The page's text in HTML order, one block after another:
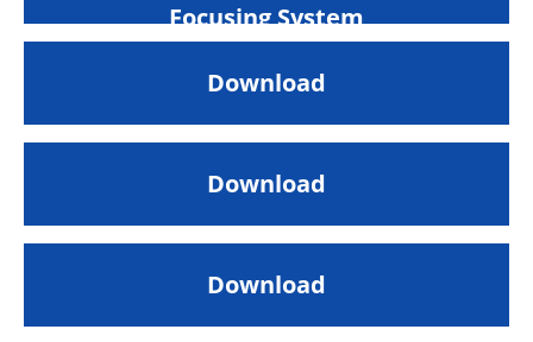
Focusing System
Download
Download
Download